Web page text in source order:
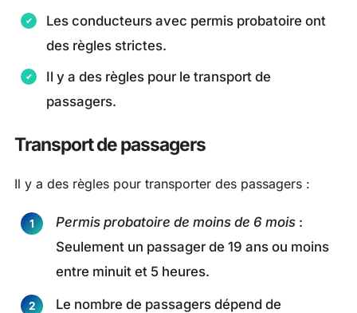
Les conducteurs avec permis probatoire ont
des règles strictes.
Il y a des règles pour le transport de
passagers.
Transport de passagers
Il y a des règles pour transporter des passagers :
Permis probatoire de moins de 6 mois :
Seulement un passager de 19 ans ou moins
entre minuit et 5 heures.
Le nombre de passagers dépend de